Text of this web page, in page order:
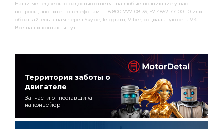
Наши менеджеры с радостью ответят на любые возникшие у вас
вопросы, звоните по телефонам — 8-800-777-08-39, +7 4852 77-00-10 или
обращайтесь к нам через Skype, Telegram, Viber, социальную сеть VK.
Все наши контакты тут.
Территория заботы о
двигателе
Запчасти от поставщика
на конвейер